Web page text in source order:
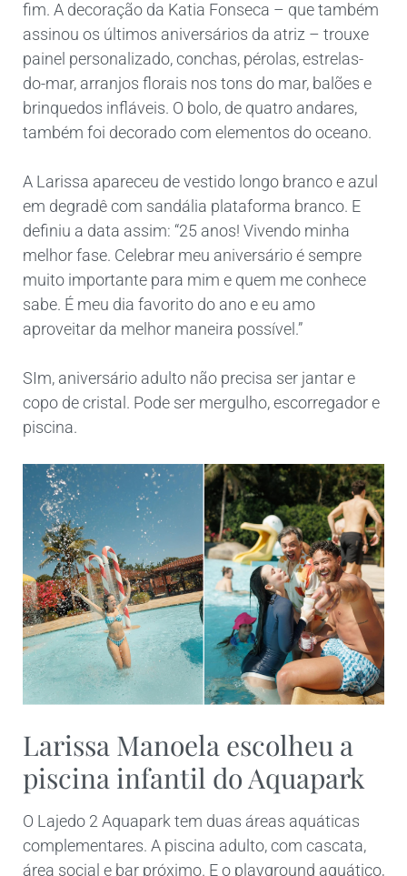
fim. A decoração da Katia Fonseca – que também
assinou os últimos aniversários da atriz – trouxe
painel personalizado, conchas, pérolas, estrelas-
do-mar, arranjos florais nos tons do mar, balões e
brinquedos infláveis. O bolo, de quatro andares,
também foi decorado com elementos do oceano.
A Larissa apareceu de vestido longo branco e azul
em degradê com sandália plataforma branco. E
definiu a data assim: “25 anos! Vivendo minha
melhor fase. Celebrar meu aniversário é sempre
muito importante para mim e quem me conhece
sabe. É meu dia favorito do ano e eu amo
aproveitar da melhor maneira possível.”
SIm, aniversário adulto não precisa ser jantar e
copo de cristal. Pode ser mergulho, escorregador e
piscina.
Larissa Manoela escolheu a
piscina infantil do Aquapark
O Lajedo 2 Aquapark tem duas áreas aquáticas
complementares. A piscina adulto, com cascata,
área social e bar próximo. E o playground aquático,